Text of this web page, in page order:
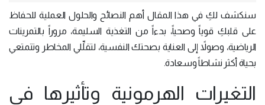
سنكشف لكِ في هذا المقال أهم النصائح والحلول العملية للحفاظ
على قلبكِ قوياً وصحياً، بدءاً من التغذية السليمة، مروراً بالتمرينات
الرياضية، وصولاً إلى العناية بصحتك النفسية، لتقلِّلي المخاطر وتتمتعي
بحياة أكثر نشاطاً وسعادة.
التغيرات الهرمونية وتأثيرها في